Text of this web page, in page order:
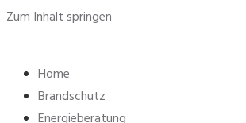
Zum Inhalt springen
Home
Brandschutz